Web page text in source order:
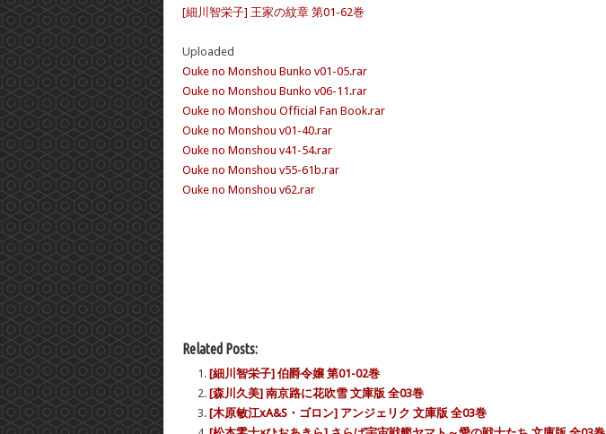
[細川智栄子] 王家の紋章 第01-62巻
Uploaded
Ouke no Monshou Bunko v01-05.rar
Ouke no Monshou Bunko v06-11.rar
Ouke no Monshou Official Fan Book.rar
Ouke no Monshou v01-40.rar
Ouke no Monshou v41-54.rar
Ouke no Monshou v55-61b.rar
Ouke no Monshou v62.rar
Related Posts:
[細川智栄子] 伯爵令嬢 第01-02巻
[森川久美] 南京路に花吹雪 文庫版 全03巻
[木原敏江xA&S・ゴロン] アンジェリク 文庫版 全03巻